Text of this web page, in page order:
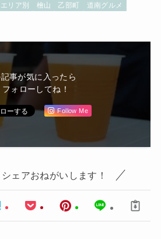
エリア別 檜山 乙部町
道南グルメ
記事が気に入ったら
フォローしてね！
Follow Me
ェアおねがいします！